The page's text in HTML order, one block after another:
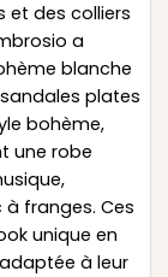
et des colliers
a
blanche
plates
bohème,
une robe
franges. Ces
unique en
à leur